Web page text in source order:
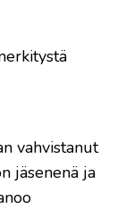
vahvistanut
jäsenenä ja